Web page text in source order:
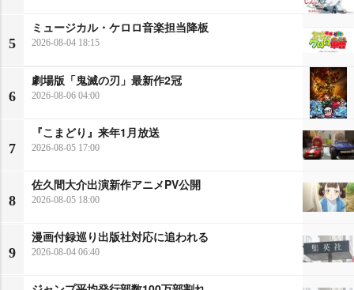
5
ミュージカル・ケロロ音楽担当降板
2026-08-04 18:15
6
劇場版「鬼滅の刃」最新作2冠
2026-08-06 04:00
7
『こまどり』来年1月放送
2026-08-05 17:00
8
佐久間大介出演新作アニメPV公開
2026-08-05 18:00
9
漫画付録巡り出版社対応に追われる
2026-08-04 06:40